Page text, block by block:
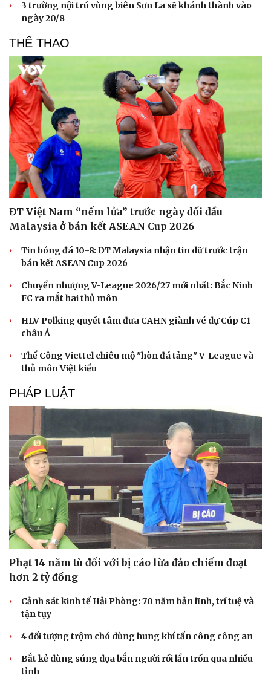
Văn hóa
Sân khấu - Điện ảnh
Văn học
Di sản
Giải trí
Nghệ sĩ
3 trường nội trú vùng biên Sơn La sẽ khánh thành vào
ngày 20/8
THỂ THAO
ĐT Việt Nam “nếm lửa” trước ngày đối đầu
Malaysia ở bán kết ASEAN Cup 2026
Tin bóng đá 10-8: ĐT Malaysia nhận tin dữ trước trận
bán kết ASEAN Cup 2026
Chuyển nhượng V-League 2026/27 mới nhất: Bắc Ninh
FC ra mắt hai thủ môn
HLV Polking quyết tâm đưa CAHN giành vé dự Cúp C1
châu Á
Thể Công Viettel chiêu mộ "hòn đá tảng" V-League và
thủ môn Việt kiều
PHÁP LUẬT
Phạt 14 năm tù đối với bị cáo lừa đảo chiếm đoạt
hơn 2 tỷ đồng
Cảnh sát kinh tế Hải Phòng: 70 năm bản lĩnh, trí tuệ và
tận tụy
4 đối tượng trộm chó dùng hung khí tấn công công an
Bắt kẻ dùng súng dọa bắn người rồi lẩn trốn qua nhiều
tỉnh